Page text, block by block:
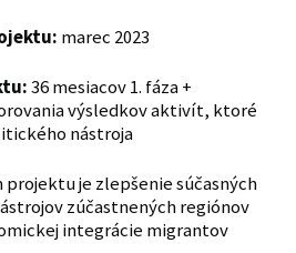
marec 2023
36 mesiacov 1. fáza +
výsledkov aktivít, ktoré
nástroja
projektu je zlepšenie súčasných
zúčastnených regiónov
integrácie migrantov